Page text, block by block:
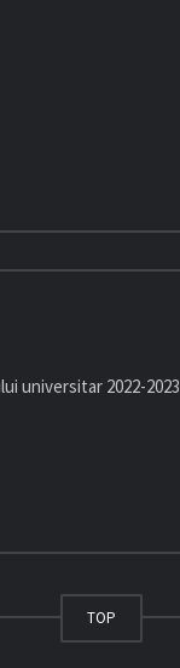
universitar 2022-2023
TOP